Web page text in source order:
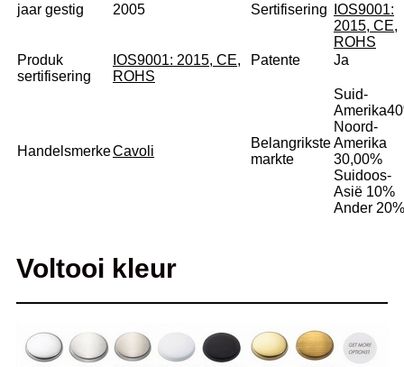
jaar gestig 2005 Sertifisering
IOS9001:
2015, CE,
ROHS
Produk
sertifisering
IOS9001: 2015, CE,
ROHS
Patente Ja
HandelsmerkeCavoli
Belangrikste
markte
Suid-
Amerika
Noord-
Amerika
30,00%
Suidoos-
Asië 10%
Ander 20%
Voltooi kleur